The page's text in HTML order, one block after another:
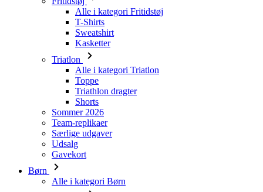
Alle i kategori Fritidstøj
T-Shirts
Sweatshirt
Kasketter
Triatlon
Alle i kategori Triatlon
Toppe
Triathlon dragter
Shorts
Sommer 2026
Team-replikaer
Særlige udgaver
Udsalg
Gavekort
Børn
Alle i kategori Børn